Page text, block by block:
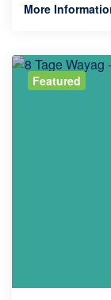
More
Featured